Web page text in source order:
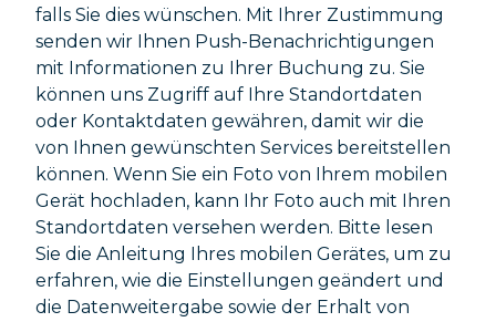
falls Sie dies wünschen. Mit Ihrer Zustimmung
senden wir Ihnen Push-Benachrichtigungen
mit Informationen zu Ihrer Buchung zu. Sie
können uns Zugriff auf Ihre Standortdaten
oder Kontaktdaten gewähren, damit wir die
von Ihnen gewünschten Services bereitstellen
können. Wenn Sie ein Foto von Ihrem mobilen
Gerät hochladen, kann Ihr Foto auch mit Ihren
Standortdaten versehen werden. Bitte lesen
Sie die Anleitung Ihres mobilen Gerätes, um zu
erfahren, wie die Einstellungen geändert und
die Datenweitergabe sowie der Erhalt von